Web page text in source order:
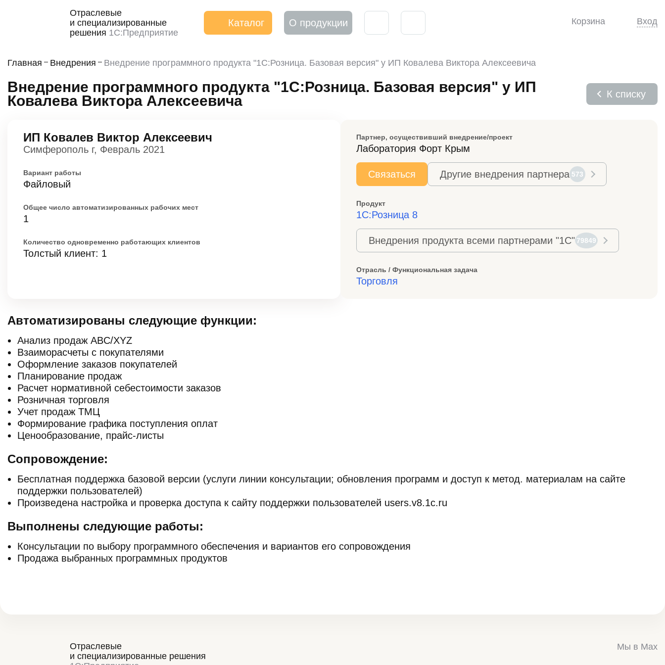
Отраслевые
и специализированные
решения 1С:Предприятие
Каталог О продукции Корзина Вход
Главная Внедрения Внедрение программного продукта "1С:Розница. Базовая версия" у ИП Ковалева Виктора Алексеевича
Внедрение программного продукта "1С:Розница. Базовая версия" у ИП
Ковалева Виктора Алексеевича
К списку
ИП Ковалев Виктор Алексеевич
Симферополь г, Февраль 2021
Вариант работы
Файловый
Общее число автоматизированных рабочих мест
1
Количество одновременно работающих клиентов
Толстый клиент: 1
Партнер, осуществивший внедрение/проект
Лаборатория Форт Крым
Связаться Другие внедрения партнера 573
Продукт
1С:Розница 8
Внедрения продукта всеми партнерами "1С" 79849
Отрасль / Функциональная задача
Торговля
Автоматизированы следующие функции:
Анализ продаж ABC/XYZ
Взаиморасчеты с покупателями
Оформление заказов покупателей
Планирование продаж
Расчет нормативной себестоимости заказов
Розничная торговля
Учет продаж ТМЦ
Формирование графика поступления оплат
Ценообразование, прайс-листы
Сопровождение:
Бесплатная поддержка базовой версии (услуги линии консультации; обновления программ и доступ к метод. материалам на сайте
поддержки пользователей)
Произведена настройка и проверка доступа к сайту поддержки пользователей users.v8.1c.ru
Выполнены следующие работы:
Консультации по выбору программного обеспечения и вариантов его сопровождения
Продажа выбранных программных продуктов
Отраслевые
и специализированные решения
Мы в Max